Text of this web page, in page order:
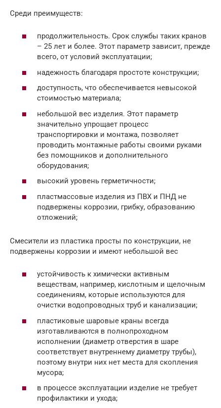
Среди преимуществ:
продолжительность. Срок службы таких кранов
– 25 лет и более. Этот параметр зависит, прежде
всего, от условий эксплуатации;
надежность благодаря простоте конструкции;
доступность, что обеспечивается невысокой
стоимостью материала;
небольшой вес изделия. Этот параметр
значительно упрощает процесс
транспортировки и монтажа, позволяет
проводить монтажные работы своими руками
без помощников и дополнительного
оборудования;
высокий уровень герметичности;
пластмассовые изделия из ПВХ и ПНД не
подвержены коррозии, грибку, образованию
отложений;
Смесители из пластика просты по конструкции, не
подвержены коррозии и имеют небольшой вес
устойчивость к химически активным
веществам, например, кислотным и щелочным
соединениям, которые используются для
очистки водопроводных труб и канализации;
пластиковые шаровые краны всегда
изготавливаются в полнопроходном
исполнении (диаметр отверстия в шаре
соответствует внутреннему диаметру трубы),
поэтому внутри них нет места для скопления
мусора;
в процессе эксплуатации изделие не требует
профилактики и ухода;